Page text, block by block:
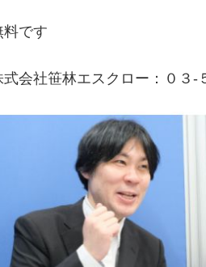
です
式会社笹林エスクロー：０３